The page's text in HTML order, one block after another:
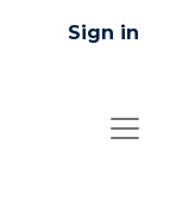
Sign in